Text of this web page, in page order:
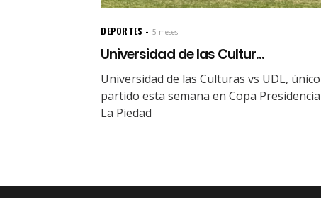
DEPORTES 5 meses.
Universidad de las Cultur...
Universidad de las Culturas vs UDL, único
partido esta semana en Copa Presidencia
La Piedad